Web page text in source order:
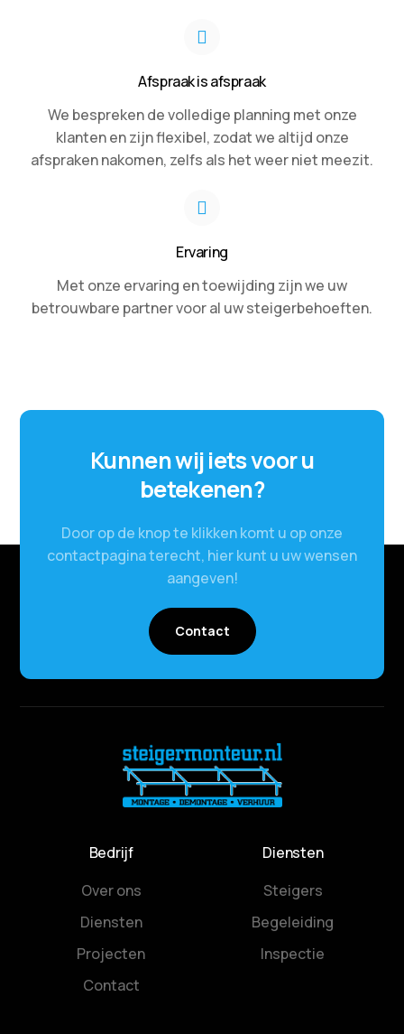
Afspraak is afspraak
We bespreken de volledige planning met onze
klanten en zijn flexibel, zodat we altijd onze
afspraken nakomen, zelfs als het weer niet meezit.
Ervaring
Met onze ervaring en toewijding zijn we uw
betrouwbare partner voor al uw steigerbehoeften.
Kunnen wij iets voor u
betekenen?
Door op de knop te klikken komt u op onze
contactpagina terecht, hier kunt u uw wensen
aangeven!
Contact
Bedrijf
Over ons
Diensten
Projecten
Contact
Diensten
Steigers
Begeleiding
Inspectie